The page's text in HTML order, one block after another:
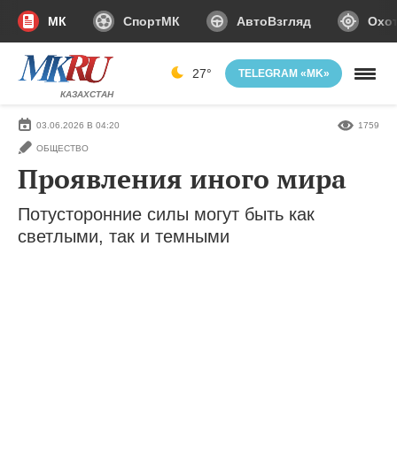
МК СпортМК АвтоВзгляд
КАЗАХСТАН
27° TELEGRAM «MK»
03.06.2026 В 04:20
ОБЩЕСТВО
1759
Проявления иного мира
Потусторонние силы могут быть как
светлыми, так и темными